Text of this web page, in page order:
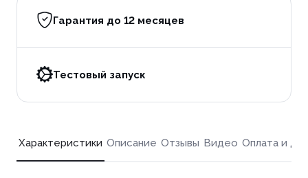
Гарантия до 12 месяцев
Тестовый запуск
Характеристики Описание Отзывы Видео Оплата и